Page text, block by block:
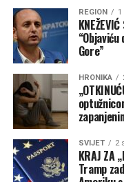
Kako je naveo, za
temperatura pasti za
Hercegovine
temperatura će biti
Prognoza RHMZ-a
Petak, 7. avgust
Jutro i prijepodne
REGION 1
Gore”
HRONIKA
SVIJET 2
KRAJ ZA
Tramp